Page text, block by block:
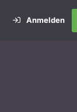
Anmelden